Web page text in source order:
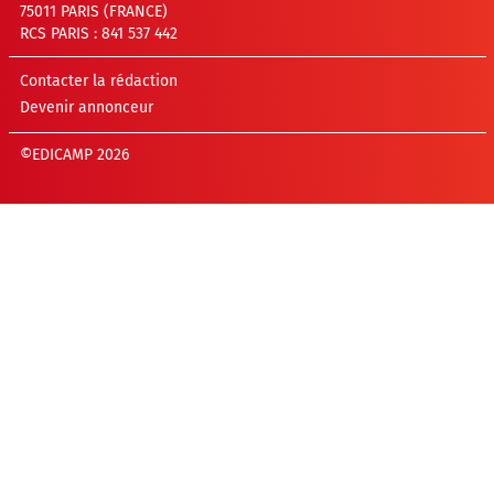
75011 PARIS (FRANCE)
RCS PARIS : 841 537 442
Contacter la rédaction
Devenir annonceur
©EDICAMP 2026